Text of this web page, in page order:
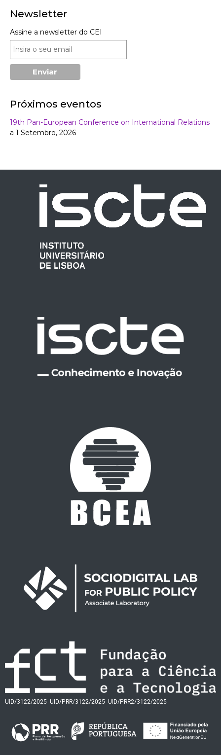
Newsletter
Assine a newsletter do CEI
Próximos eventos
19th Pan-European Conference on International Relations
a 1 Setembro, 2026
UID/3122/2025 UID/PRR/3122/2025 UID/PRR2/3122/2025